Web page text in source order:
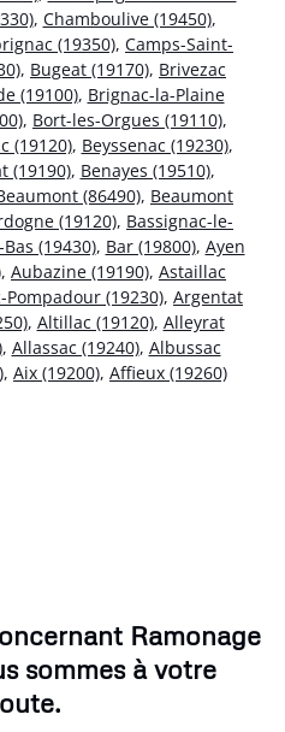
, Chamboulive (19450),
(19350), Camps-Saint-
, Bugeat (19170), Brivezac
(19100), Brignac-la-Plaine
, Bort-les-Orgues (19110),
(19120), Beyssenac (19230),
(19190), Benayes (19510),
(86490), Beaumont
(19120), Bassignac-le-
(19430), Bar (19800), Ayen
, Aubazine (19190), Astaillac
Pompadour (19230), Argentat
, Altillac (19120), Alleyrat
, Allassac (19240), Albussac
, Aix (19200), Affieux (19260)
Ramonage
sommes à votre